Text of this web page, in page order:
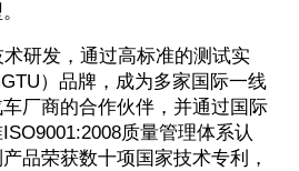
研发，通过高标准的测试实
）品牌，成为多家国际一线
厂商的合作伙伴，并通过国际
质量管理体系认
品荣获数十项国家技术专利，